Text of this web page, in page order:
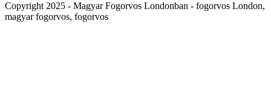
Copyright 2025 - Magyar Fogorvos Londonban - fogorvos London,
magyar fogorvos, fogorvos